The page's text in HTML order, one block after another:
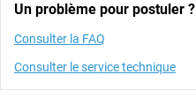
Un problème pour postuler ?
Consulter la FAQ
Consulter le service technique